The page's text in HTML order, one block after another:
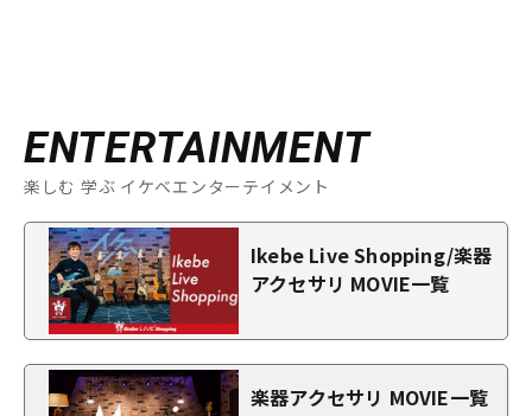
ENTERTAINMENT
楽しむ 学ぶ イケベエンターテイメント
Ikebe Live Shopping/楽器
アクセサリ MOVIE一覧
楽器アクセサリ MOVIE一覧